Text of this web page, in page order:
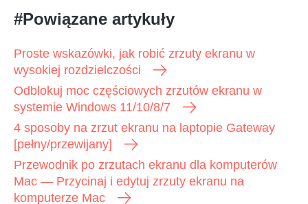
#Powiązane artykuły
Proste wskazówki, jak robić zrzuty ekranu w
wysokiej rozdzielczości
Odblokuj moc częściowych zrzutów ekranu w
systemie Windows 11/10/8/7
4 sposoby na zrzut ekranu na laptopie Gateway
[pełny/przewijany]
Przewodnik po zrzutach ekranu dla komputerów
Mac — Przycinaj i edytuj zrzuty ekranu na
komputerze Mac